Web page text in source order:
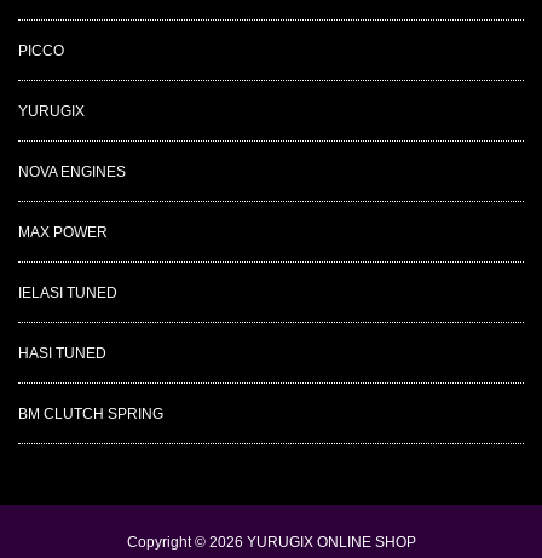
PICCO
YURUGIX
NOVA ENGINES
MAX POWER
IELASI TUNED
HASI TUNED
BM CLUTCH SPRING
Copyright © 2026 YURUGIX ONLINE SHOP